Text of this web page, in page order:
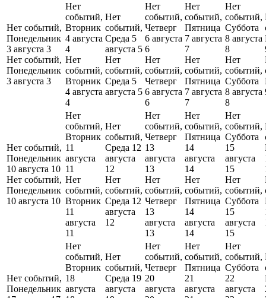
Нет событий,
Понедельник
3 августа 3
Нет событий,
Понедельник
3 августа 3
Нет
событий,
Вторник
4 августа
4
Нет
событий,
Вторник
4 августа
4
Нет
событий,
Среда 5
августа 5
Нет
событий,
Среда 5
августа 5
Нет
событий,
Четверг
6 августа
6
Нет
событий,
Четверг
6 августа
6
Нет
событий,
Пятница
7 августа
7
Нет
событий,
Пятница
7 августа
7
Нет
событий,
Суббота
8 августа
8
Нет
событий,
Суббота
8 августа
8
Нет событий,
Понедельник
10 августа 10
Нет событий,
Понедельник
10 августа 10
Нет
событий,
Вторник
11
августа
11
Нет
событий,
Вторник
11
августа
11
Нет
событий,
Среда 12
августа
12
Нет
событий,
Среда 12
августа
12
Нет
событий,
Четверг
13
августа
13
Нет
событий,
Четверг
13
августа
13
Нет
событий,
Пятница
14
августа
14
Нет
событий,
Пятница
14
августа
14
Нет
событий,
Суббота
15
августа
15
Нет
событий,
Суббота
15
августа
15
Нет событий,
Понедельник
Нет
событий,
Вторник
18
августа
Нет
событий,
Среда 19
августа
Нет
событий,
Четверг
20
августа
Нет
событий,
Пятница
21
августа
Нет
событий,
Суббота
22
августа